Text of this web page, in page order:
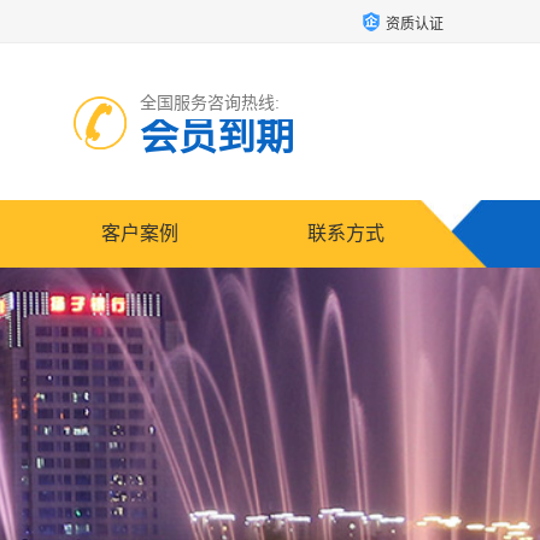
资质认证
全国服务咨询热线:
会员到期
客户案例 联系方式